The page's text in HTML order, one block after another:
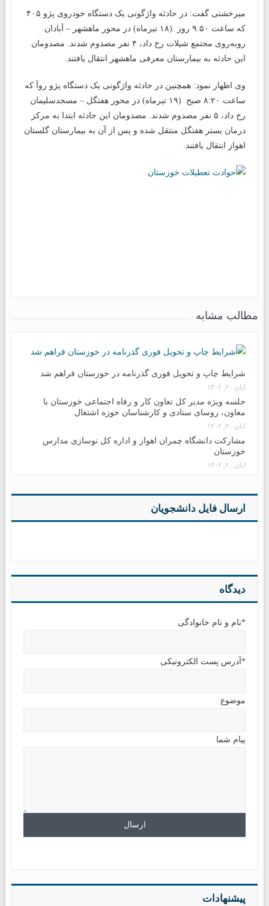
میرخشتی گفت: در حادثه واژگونی یک دستگاه خودروی پژو ۴۰۵
که ساعت ۹:۵۰ روز (۱۸ تیرماه) در محور ماهشهر – آبادان
روبه‌روی مجتمع شیلات رخ داد، ۴ نفر مصدوم شدند. مصدومان
این حادثه به بیمارستان معرفی ماهشهر انتقال یافتند.
وی اظهار نمود: همچنین در حادثه واژگونی یک دستگاه پژو روآ که
ساعت ۸:۲۰ صبح (۱۹ تیرماه) در محور هفتگل – مسجدسلیمان
رخ داد، ۵ نفر مصدوم شدند. مصدومان این حادثه ابتدا به مرکز
درمان بستر هفتگل منتقل شده و پس از آن به بیمارستان گلستان
اهواز انتقال یافتند.
مطالب مشابه
شرایط چاپ و تحویل فوری گذرنامه در خوزستان فراهم شد
آبان ۲۰, ۱۴۰۲
جلسه ویژه مدیر کل تعاون کار و رفاه اجتماعی خوزستان با
معاون، روسای ستادی و کارشناسان حوزه اشتغال
آبان ۲۰, ۱۴۰۲
مشارکت دانشگاه چمران اهواز و اداره کل نوسازی مدارس
خوزستان
آبان ۲۰, ۱۴۰۲
ارسال فایل دانشجویان
دیدگاه
*نام و نام خانوادگی
*آدرس پست الکترونیکی
موضوع
پیام شما
پیشنهادات